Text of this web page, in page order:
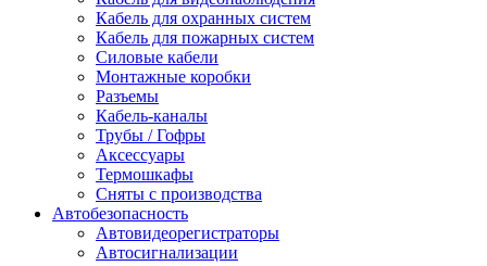
Кабель для охранных систем
Кабель для пожарных систем
Силовые кабели
Монтажные коробки
Разъемы
Кабель-каналы
Трубы / Гофры
Аксессуары
Термошкафы
Сняты с производства
Автобезопасность
Автовидеорегистраторы
Автосигнализации